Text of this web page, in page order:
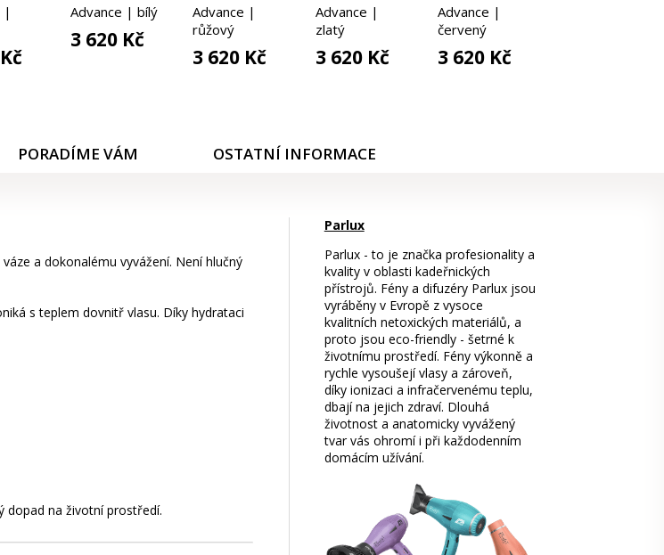
|
Advance | bílý
3 620 Kč
Advance |
růžový
3 620 Kč
Advance |
zlatý
3 620 Kč
Advance |
červený
3 620 Kč
PORADÍME VÁM OSTATNÍ INFORMACE
a dokonalému vyvážení. Není hlučný
s teplem dovnitř vlasu. Díky hydrataci
dopad na životní prostředí.
Parlux
Parlux - to je značka profesionality a
kvality v oblasti kadeřnických
přístrojů. Fény a difuzéry Parlux jsou
vyráběny v Evropě z vysoce
kvalitních netoxických materiálů, a
proto jsou eco-friendly - šetrné k
životnímu prostředí. Fény výkonně a
rychle vysoušejí vlasy a zároveň,
díky ionizaci a infračervenému teplu,
dbají na jejich zdraví. Dlouhá
životnost a anatomicky vyvážený
tvar vás ohromí i při každodenním
domácím užívání.